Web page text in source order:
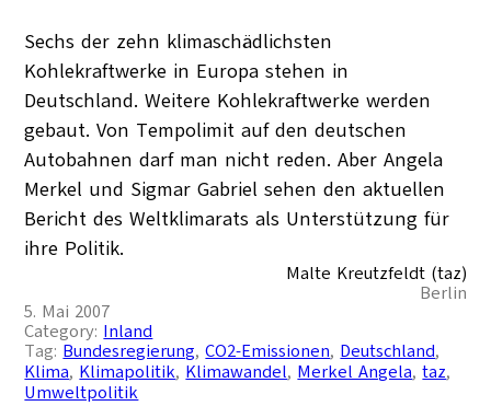
Sechs der zehn klimaschädlichsten
Kohlekraftwerke in Europa stehen in
Deutschland. Weitere Kohlekraftwerke werden
gebaut. Von Tempolimit auf den deutschen
Autobahnen darf man nicht reden. Aber Angela
Merkel und Sigmar Gabriel sehen den aktuellen
Bericht des Weltklimarats als Unterstützung für
ihre Politik.
Malte Kreutzfeldt (taz)
Berlin
5. Mai 2007
Category: Inland
Tag: Bundesregierung, CO2-Emissionen, Deutschland
Klima, Klimapolitik, Klimawandel, Merkel Angela, taz
Umweltpolitik